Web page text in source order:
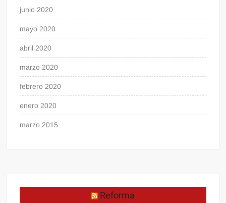
junio 2020
mayo 2020
abril 2020
marzo 2020
febrero 2020
enero 2020
marzo 2015
Reforma